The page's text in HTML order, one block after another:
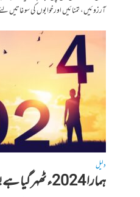
آرزوئیں، تمنائیں اور خوابوں کی سوغاتیں
دلیل
ہمارا 2024ء ٹھہر گیا ہے!محمد فیصل شہزاد